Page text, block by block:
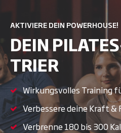
AKTIVIERE DEIN POWERHOUSE!
DEIN
TRIER
Wirkungsvolles Training
Verbessere deine Kraft
Verbrenne 180 bis 300